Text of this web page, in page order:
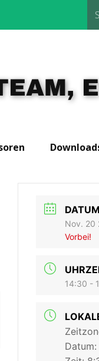
DATUM
Nov. 20
Vorbei!
14:30 -
Datum: